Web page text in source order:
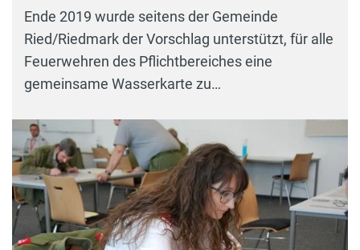
Ende 2019 wurde seitens der Gemeinde
Ried/Riedmark der Vorschlag unterstützt, für alle
Feuerwehren des Pflichtbereiches eine
gemeinsame Wasserkarte zu…